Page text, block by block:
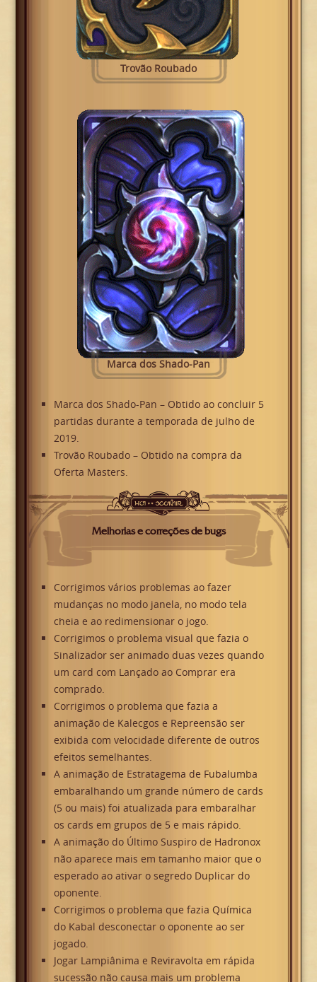
Trovão Roubado
Marca dos Shado-Pan
Marca dos Shado-Pan – Obtido ao concluir 5
partidas durante a temporada de julho de
2019.
Trovão Roubado – Obtido na compra da
Oferta Masters.
Melhorias e correções de bugs
Corrigimos vários problemas ao fazer
mudanças no modo janela, no modo tela
cheia e ao redimensionar o jogo.
Corrigimos o problema visual que fazia o
Sinalizador ser animado duas vezes quando
um card com Lançado ao Comprar era
comprado.
Corrigimos o problema que fazia a
animação de Kalecgos e Repreensão ser
exibida com velocidade diferente de outros
efeitos semelhantes.
A animação de Estratagema de Fubalumba
embaralhando um grande número de cards
(5 ou mais) foi atualizada para embaralhar
os cards em grupos de 5 e mais rápido.
A animação do Último Suspiro de Hadronox
não aparece mais em tamanho maior que o
esperado ao ativar o segredo Duplicar do
oponente.
Corrigimos o problema que fazia Química
do Kabal desconectar o oponente ao ser
jogado.
Jogar Lampiânima e Reviravolta em rápida
sucessão não causa mais um problema